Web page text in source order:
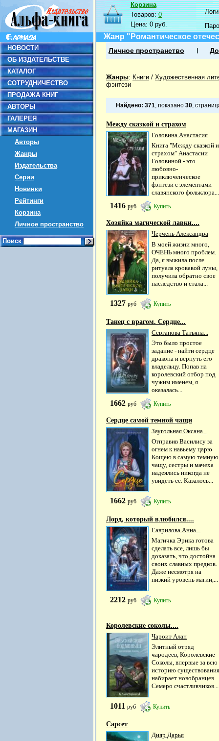
НОВОСТИ
ОБ ИЗДАТЕЛЬСТВЕ
КАТАЛОГ
СОТРУДНИЧЕСТВО
ПРОДАЖА КНИГ
АВТОРЫ
ГАЛЕРЕЯ
МАГАЗИН
Авторы
Жанры
Издательства
Серии
Новинки
Рейтинги
Корзина
Личное пространство
Поиск
Корзина
Товаров:0
Цена:0 руб.
Жанр "Романтическое
Личное пространство
Жанры: Книги / Художественная
фэнтези
Найдено: 371, показано 30,
Между сказкой и страхом
Головина Анастасия
Книга "Между сказкой и
страхом" Анастасии
Головиной - это
любовно-
приключенческое
фэнтези с элементами
славянского
1416 руб Купить
Хозяйка магической лавки....
Черчень Александра
В моей жизни много,
ОЧЕНЬ много проблем.
Да, я выжила после
ритуала кровавой луны,
получила обратно свое
наследство и стала...
1327 руб Купить
Танец с врагом. Сердце...
Серганова Татьяна...
Это было простое
задание - найти сердце
дракона и вернуть его
владельцу. Попав на
королевский отбор под
чужим именем, я
оказалась...
1662 руб Купить
Сердце самой темной чащи
Заугольная Оксана...
Отправив Василису за
огнем к навьему царю
Кощею в самую темную
чащу, сестры и мачеха
надеялись никогда не
увидеть ее. Казалось...
1662 руб Купить
Лорд, который влюбился....
Гаврилова Анна...
Магичка Эрика готова
сделать все, лишь бы
доказать, что достойна
своих славных предков.
Даже несмотря на
низкий уровень магии,...
2212 руб Купить
Королевские соколы....
Чароит Алан
Элитный отряд
чародеев, Королевские
Соколы, впервые за всю
историю существования
набирает новобранцев.
Семеро счастливчиков...
1011 руб Купить
Сарсет
Дияр Дарья